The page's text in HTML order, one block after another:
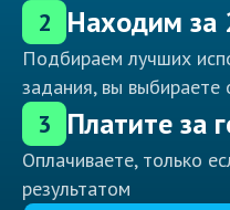
2 Находим за
Подбираем лучших
задания, вы выбираете
3 Платите за
Оплачиваете, только
результатом